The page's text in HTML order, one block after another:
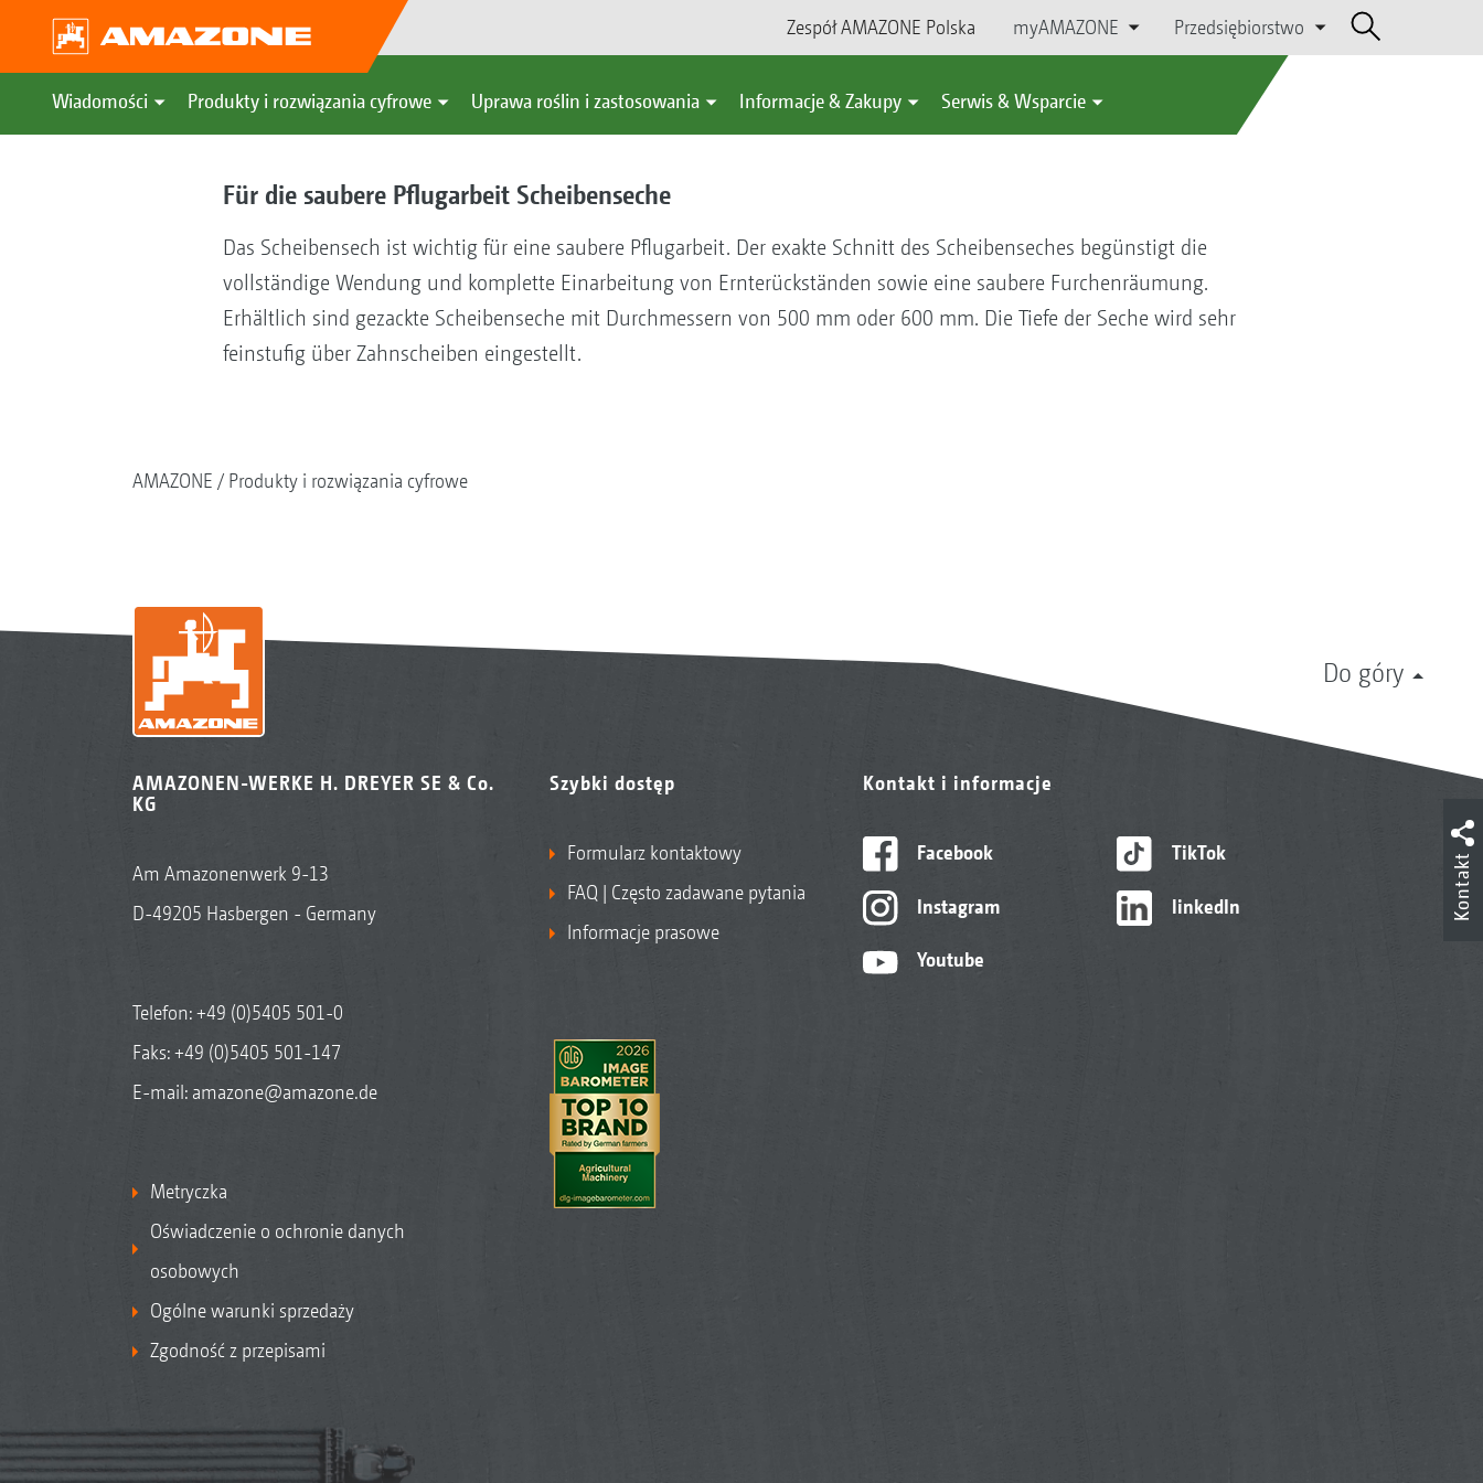
Zespół AMAZONE Polska myAMAZONE Przedsiębiorstwo
Wiadomości Produkty i rozwiązania cyfrowe Uprawa roślin i zastosowania Informacje & Zakupy Serwis & Wsparcie
Für die saubere Pflugarbeit Scheibenseche
Das Scheibensech ist wichtig für eine saubere Pflugarbeit. Der exakte Schnitt des Scheibenseches begünstigt die
vollständige Wendung und komplette Einarbeitung von Ernterückständen sowie eine saubere Furchenräumung.
Erhältlich sind gezackte Scheibenseche mit Durchmessern von 500 mm oder 600 mm. Die Tiefe der Seche wird sehr
feinstufig über Zahnscheiben eingestellt.
AMAZONE Produkty i rozwiązania cyfrowe
Do góry
AMAZONEN-WERKE H. DREYER SE & Co.
KG
Am Amazonenwerk 9-13
D-49205 Hasbergen - Germany
Telefon:+49 (0)5405 501-0
Faks: +49 (0)5405 501-147
E-mail: amazone@amazone.de
Metryczka
Oświadczenie o ochronie danych
osobowych
Ogólne warunki sprzedaży
Zgodność z przepisami
Szybki dostęp
Formularz kontaktowy
FAQ | Często zadawane pytania
Informacje prasowe
Kontakt i informacje
Facebook
Instagram
Youtube
TikTok
linkedIn Kontakt